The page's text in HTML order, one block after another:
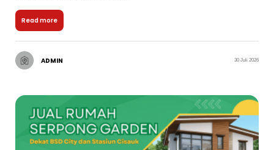
Read more
ADMIN 30 Juli 2026